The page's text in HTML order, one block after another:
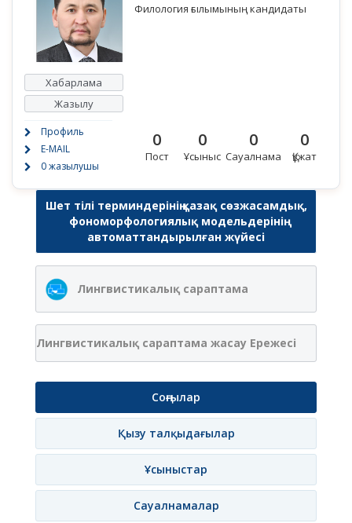
Хабарлама
Жазылу
Профиль
E-MAIL
0 жазылушы
Филология ғылымының кандидаты
0
Пост
0
Ұсыныс
0
Сауалнама
0
Құжат
Шет тілі терминдерінің қазақ сөзжасамдық,
фономорфологиялық модельдерінің
автоматтандырылған жүйесі
Лингвистикалық сараптама
Лингвистикалық сараптама жасау Ережесі
Соңғылар
Қызу талқыдағылар
Ұсыныстар
Сауалнамалар